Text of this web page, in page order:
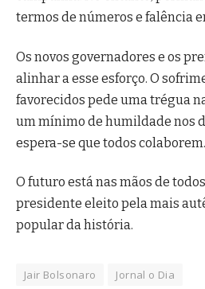
termos de números e falência
Os novos governadores e os
alinhar a esse esforço. O
favorecidos pede uma trégua
um mínimo de humildade nos
espera-se que todos colaborem.
O futuro está nas mãos de
presidente eleito pela mais
popular da história.
Jair Bolsonaro Jornal o Dia